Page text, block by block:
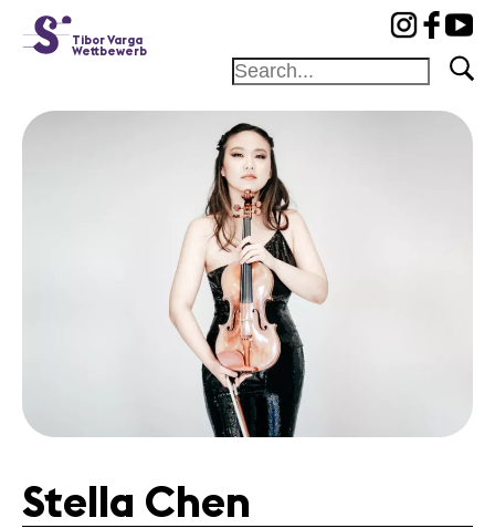
Tibor Varga
Wettbewerb
Preisträger
News
Stella Chen